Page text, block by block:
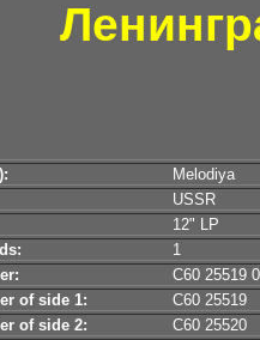
Melodiya
USSR
12" LP
1
С60 25519
of side 1:
С60 25519
of side 2:
С60 25520